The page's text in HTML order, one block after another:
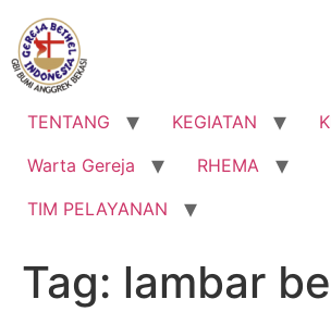
Lewati
konten
TENTANG KEGIATAN
Warta Gereja
RHEMA
TIM PELAYANAN
Tag: lambar